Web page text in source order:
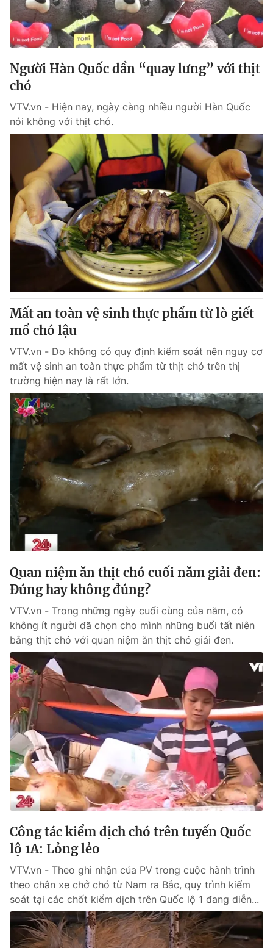
Người Hàn Quốc dần “quay lưng” với thịt
chó
VTV.vn - Hiện nay, ngày càng nhiều người Hàn Quốc
nói không với thịt chó.
Mất an toàn vệ sinh thực phẩm từ lò giết
mổ chó lậu
VTV.vn - Do không có quy định kiểm soát nên nguy cơ
mất vệ sinh an toàn thực phẩm từ thịt chó trên thị
trường hiện nay là rất lớn.
Quan niệm ăn thịt chó cuối năm giải đen:
Đúng hay không đúng?
VTV.vn - Trong những ngày cuối cùng của năm, có
không ít người đã chọn cho mình những buổi tất niên
bằng thịt chó với quan niệm ăn thịt chó giải đen.
Công tác kiểm dịch chó trên tuyến Quốc
lộ 1A: Lỏng lẻo
VTV.vn - Theo ghi nhận của PV trong cuộc hành trình
theo chân xe chở chó từ Nam ra Bắc, quy trình kiểm
soát tại các chốt kiểm dịch trên Quốc lộ 1 đang diễn...